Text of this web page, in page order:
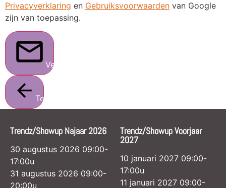
Privacyverklaring en Gebruiksvoorwaarden van Google
zijn van toepassing.
Verstuur
Terug
Trendz/Showup Najaar 2026
30 augustus 2026 09:00-
17:00u
31 augustus 2026 09:00-
20:00u
Trendz/Showup Voorjaar
2027
10 januari 2027 09:00-
17:00u
11 januari 2027 09:00-